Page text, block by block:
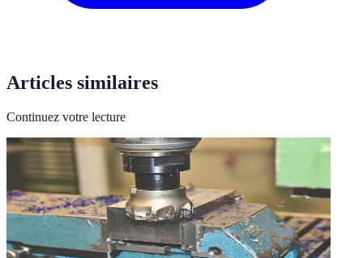
Articles similaires
Continuez votre lecture